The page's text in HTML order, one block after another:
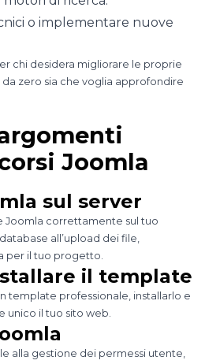
o implementare nuove
chi desidera migliorare le proprie
zero sia che voglia approfondire
Joomla
sul server
Joomla correttamente sul tuo
all’upload dei file,
per il tuo progetto.
il template
template professionale, installarlo e
unico il tuo sito web.
alla gestione dei permessi utente,